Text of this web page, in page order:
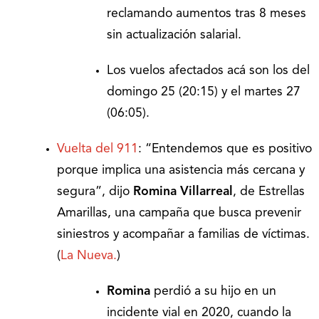
reclamando aumentos tras 8 meses
sin actualización salarial.
Los vuelos afectados acá son los del
domingo 25 (20:15) y el martes 27
(06:05).
Vuelta del 911 : “Entendemos que es positivo
porque implica una asistencia más cercana y
segura”, dijo Romina Villarreal , de Estrellas
Amarillas, una campaña que busca prevenir
siniestros y acompañar a familias de víctimas.
( La Nueva.)
Romina perdió a su hijo en un
incidente vial en 2020, cuando la